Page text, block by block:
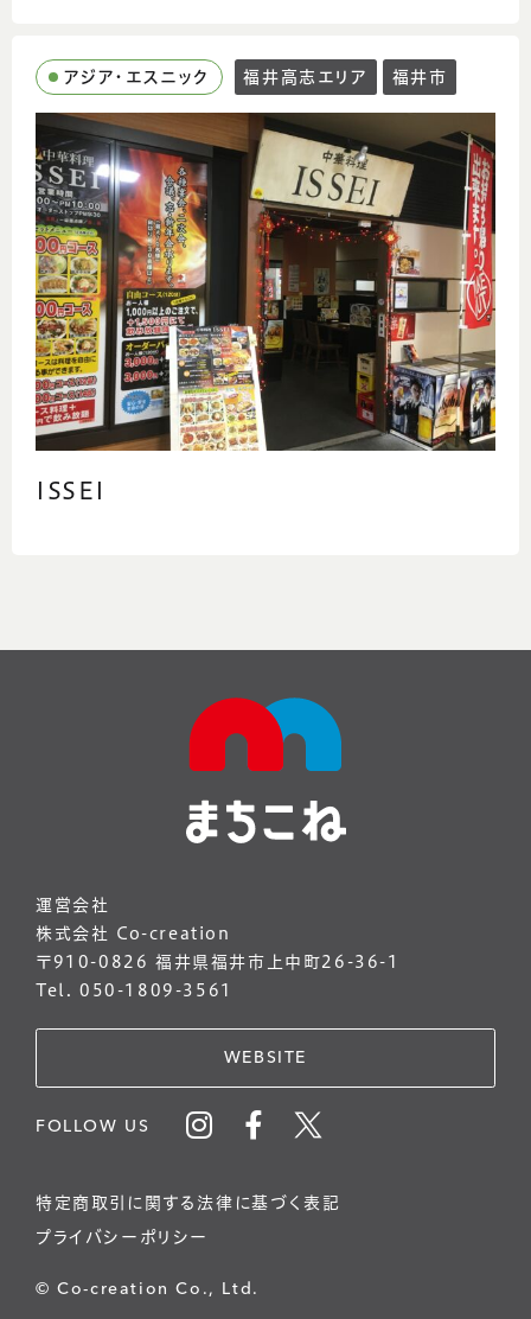
アジア・エスニック 福井高志エリア 福井市
ISSEI
運営会社
株式会社 Co-creation
〒910-0826 福井県福井市上中町26-36-1
Tel. 050-1809-3561
WEBSITE
FOLLOW US
特定商取引に関する法律に基づく表記
プライバシーポリシー
© Co-creation Co., Ltd.